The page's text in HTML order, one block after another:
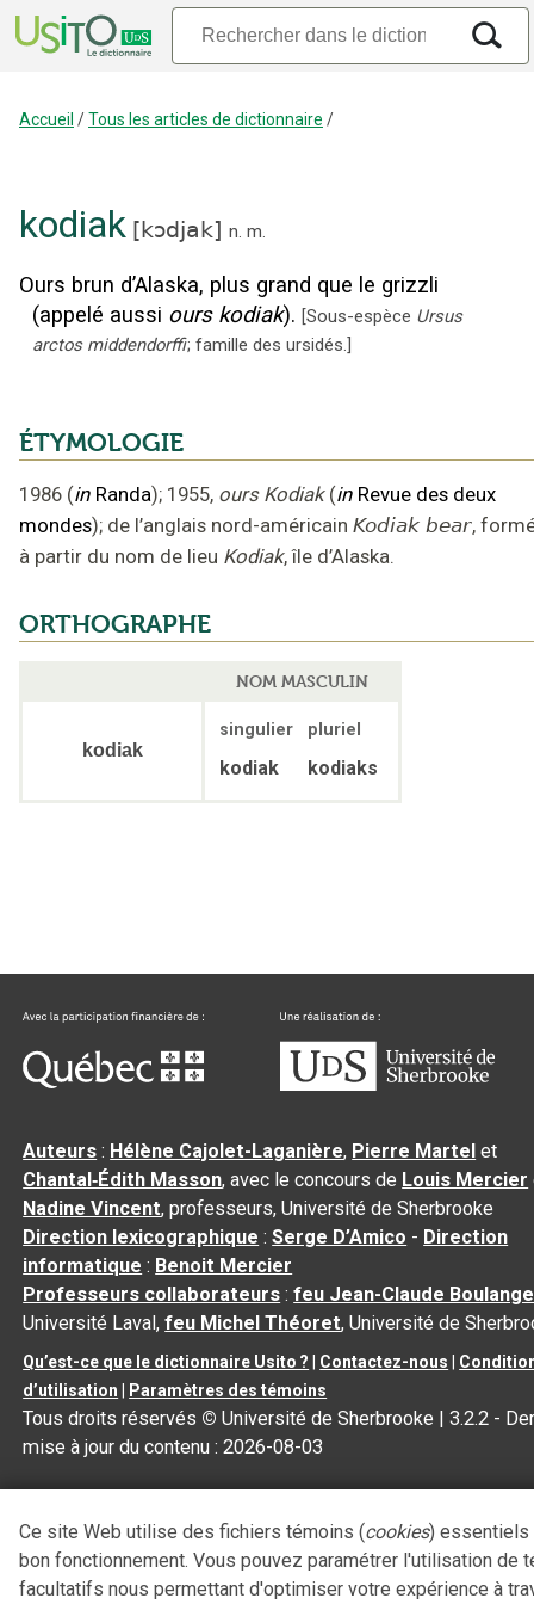
Accueil /Tous les articles de dictionnaire /
kodiak [kɔdjak] n. m.
Ours brun d’Alaska, plus grand que le grizzli
(appelé aussi ours kodiak). [Sous-espèce Ursus
arctos middendorffi; famille des ursidés.]
ÉTYMOLOGIE
1986 (in Randa); 1955, ours Kodiak (in Revue des deux
mondes); de l’anglais nord-américain Kodiak bear,
à partir du nom de lieu Kodiak, île d’Alaska.
ORTHOGRAPHE
NOM MASCULIN
kodiak
singulier pluriel
kodiak kodiaks
Auteurs : Hélène Cajolet-Laganière, Pierre Martel et
Chantal‑Édith Masson, avec le concours de Louis Mercier
Nadine Vincent, professeurs, Université de Sherbrooke
Direction lexicographique :Serge D’Amico - Direction
informatique : Benoit Mercier
Professeurs collaborateurs :feu Jean-Claude
Université Laval,feu Michel Théoret, Université de
Qu’est-ce que le dictionnaire Usito ? Contactez-nous
d’utilisation
Paramètres des témoins
Tous droits réservés © Université de Sherbrooke |3.2.2 -
mise à jour du contenu :2026-08-03
Ce site Web utilise des fichiers témoins (cookies) essentiels
bon fonctionnement. Vous pouvez paramétrer l'utilisation de
facultatifs nous permettant d'optimiser votre expérience à